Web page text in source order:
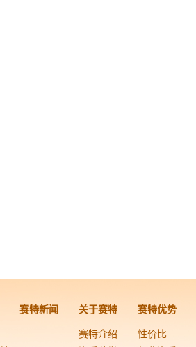
赛特新闻 关于赛特
赛特介绍
赛特优势
性价比